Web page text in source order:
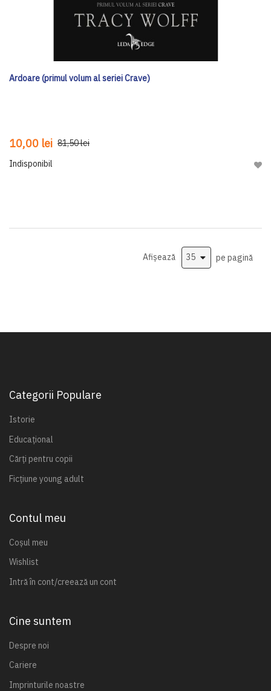
Ardoare (primul volum al seriei Crave)
10,00 lei 81,50 lei
Indisponibil
Afișează pe pagină
Categorii Populare
Istorie
Educațional
Cărți pentru copii
Ficțiune young adult
Contul meu
Coșul meu
Wishlist
Intră în cont/creează un cont
Cine suntem
Despre noi
Cariere
Imprinturile noastre